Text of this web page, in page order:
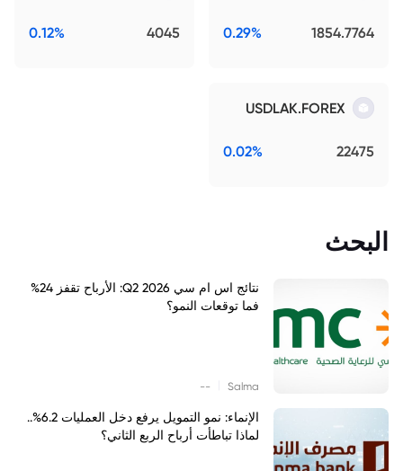
1854.7764
0.29%
4045
0.12%
USDLAK.FOREX
22475
0.02%
البحث
نتائج اس ام سي Q2 2026: الأرباح تقفز 24%
فما توقعات النمو؟
Salma
--
الإنماء: نمو التمويل يرفع دخل العمليات 6.2%..
لماذا تباطأت أرباح الربع الثاني؟